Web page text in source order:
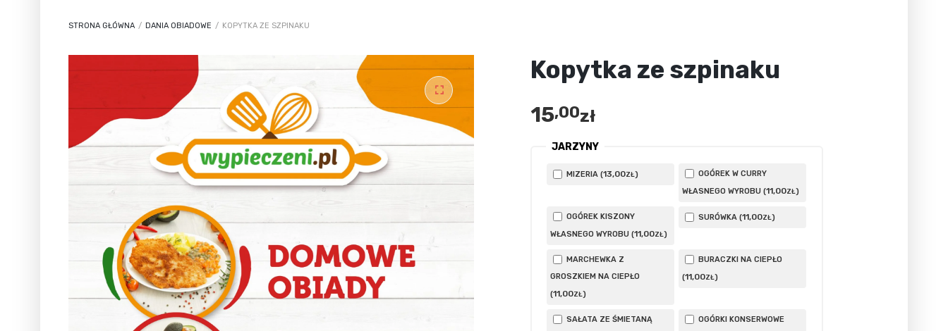
STRONA GŁÓWNA / DANIA OBIADOWE / KOPYTKA ZE SZPINAKU
Kopytka ze szpinaku
15,00zł
JARZYNY
MIZERIA (13,00ZŁ)
OGÓREK W CURRY
WŁASNEGO WYROBU (11,00ZŁ)
OGÓREK KISZONY
WŁASNEGO WYROBU (11,00ZŁ)
SURÓWKA (11,00ZŁ)
MARCHEWKA Z
GROSZKIEM NA CIEPŁO
(11,00ZŁ)
BURACZKI NA CIEPŁO
(11,00ZŁ)
SAŁATA ZE ŚMIETANĄ
OGÓRKI KONSERWOWE